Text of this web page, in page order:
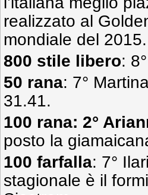
realizzato al
mondiale del 2015.
800 stile libero:
50 rana: 7°
31.41.
100 rana: 2°
posto la
100 farfalla: 7°
stagionale è il